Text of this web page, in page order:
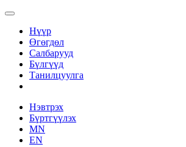
Нүүр
Өгөгдөл
Салбарууд
Бүлгүүд
Танилцуулга
Нэвтрэх
Бүртгүүлэх
MN
EN